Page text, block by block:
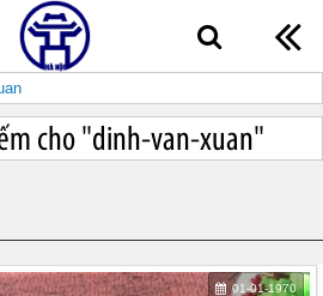
cho "dinh-van-xuan"
01-01-1970